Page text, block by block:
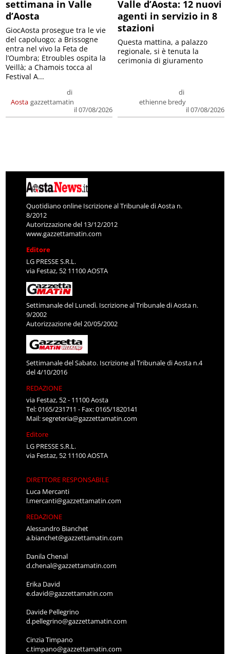
settimana in Valle
d’Aosta
Aosta
di
gazzettamatin
il 07/08/2026
GiocAosta prosegue tra le vie
del capoluogo; a Brissogne
entra nel vivo la Feta de
l’Oumbra; Etroubles ospita la
Veillà; a Chamois tocca al
Festival A...
Valle d’Aosta: 12 nuovi
agenti in servizio in 8
stazioni
di
ethienne bredy
il 07/08/2026
Questa mattina, a palazzo
regionale, si è tenuta la
cerimonia di giuramento
Quotidiano online Iscrizione al Tribunale di Aosta n.
8/2012
Autorizzazione del 13/12/2012
www.gazzettamatin.com
Editore
LG PRESSE S.R.L.
via Festaz, 52 11100 AOSTA
Settimanale del Lunedì. Iscrizione al Tribunale di Aosta n.
9/2002
Autorizzazione del 20/05/2002
Settimanale del Sabato. Iscrizione al Tribunale di Aosta n.4
del 4/10/2016
REDAZIONE
via Festaz, 52 - 11100 Aosta
Tel: 0165/231711 - Fax: 0165/1820141
Mail:segreteria@gazzettamatin.com
Editore
LG PRESSE S.R.L.
via Festaz, 52 11100 AOSTA
DIRETTORE RESPONSABILE
Luca Mercanti
l.mercanti@gazzettamatin.com
REDAZIONE
Alessandro Bianchet
a.bianchet@gazzettamatin.com
Danila Chenal
d.chenal@gazzettamatin.com
Erika David
e.david@gazzettamatin.com
Davide Pellegrino
d.pellegrino@gazzettamatin.com
Cinzia Timpano
c.timpano@gazzettamatin.com